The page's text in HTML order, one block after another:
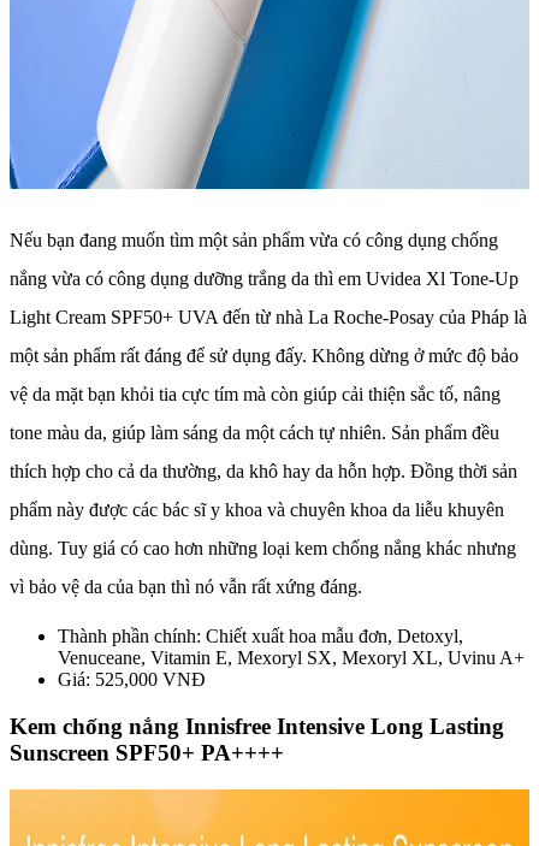
Nếu bạn đang muốn tìm một sản phẩm vừa có công dụng chống
nắng vừa có công dụng dưỡng trắng da thì em Uvidea Xl Tone-Up
Light Cream SPF50+ UVA đến từ nhà La Roche-Posay của Pháp là
một sản phẩm rất đáng để sử dụng đấy. Không dừng ở mức độ bảo
vệ da mặt bạn khỏi tia cực tím mà còn giúp cải thiện sắc tố, nâng
tone màu da, giúp làm sáng da một cách tự nhiên. Sản phẩm đều
thích hợp cho cả da thường, da khô hay da hỗn hợp. Đồng thời sản
phẩm này được các bác sĩ y khoa và chuyên khoa da liễu khuyên
dùng. Tuy giá có cao hơn những loại kem chống nắng khác nhưng
vì bảo vệ da của bạn thì nó vẫn rất xứng đáng.
Thành phần chính: Chiết xuất hoa mẫu đơn, Detoxyl,
Venuceane, Vitamin E, Mexoryl SX, Mexoryl XL, Uvinu A+
Giá: 525,000 VNĐ
Kem chống nắng Innisfree Intensive Long Lasting
Sunscreen SPF50+ PA++++